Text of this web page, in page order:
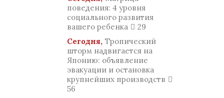
поведения: 4 уровня
социального развития
вашего ребенка
29
Сегодня, Тропический
шторм надвигается на
Японию: объявление
эвакуации и остановка
крупнейших производств
56